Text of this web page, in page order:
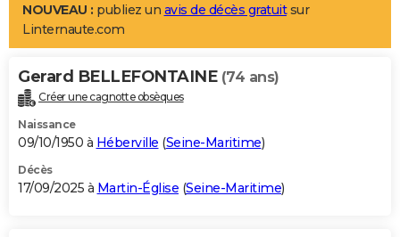
LIFESTYLE
Art de vivre
Bien-être
Loisirs
Mode
Modes de vie
Alimentation
Guide de la santé
Maladies
Médicaments
Sommeil
VOYAGE
Destinations
City break
Voyage nature
Voyage de noces
Forum
Climat
+PHOTO
GUIDES D'ACHAT
BONS PLANS
NOUVEAU : publiez un avis de décès gratuitsur
Linternaute.com
Gerard BELLEFONTAINE (74 ans)
Créer une cagnotte obsèques
Naissance
09/10/1950 à Héberville (Seine-Maritime)
Décès
17/09/2025 à Martin-Église (Seine-Maritime)